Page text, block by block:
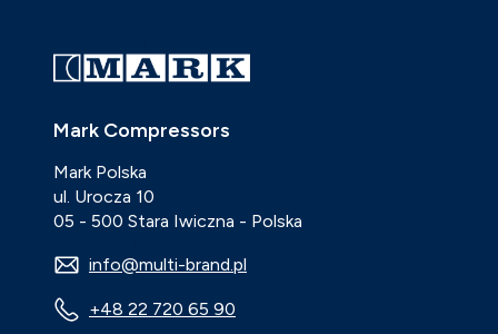
Mark Compressors
Mark Polska
ul. Urocza 10
05 - 500 Stara Iwiczna - Polska
info@multi-brand.pl
+48 22 720 65 90